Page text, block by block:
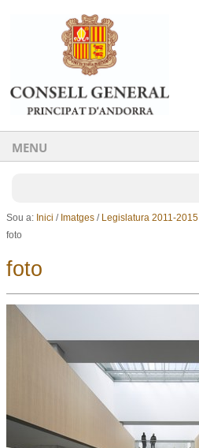
Ves al contingut.
Salta a la navegació
MENU
Sou a: Inici / Imatges / Legislatura 2011-2015
foto
foto